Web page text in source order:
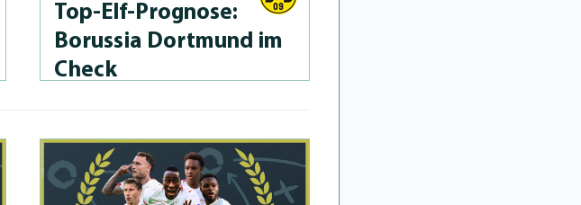
Top-Elf-Prog­no­se:
Borussia Dortmund im
Check